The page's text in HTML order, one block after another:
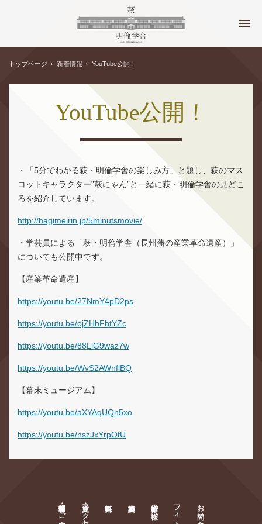
トップページ 新着情報 YouTube公開！
YouTube公開！
・「5分でわかる萩・明倫学舎の楽しみ方」と題し、萩のマス
コットキャラクター”萩にゃん”と一緒に萩・明倫学舎の見どこ
ろを紹介しています。
http://hagimeirin.jp/5minutsmovie/
・学芸員による「萩・明倫学舎（長州藩の産業革命遺産）」
についても公開中です。
【産業革命遺産】
https://youtu.be/27NmY4pD2ps
https://youtu.be/ojZHbFhtYZc
https://youtu.be/88LiG9waz7w
https://youtu.be/WvS2AWnflBQ
【幕末ミュージアム】
https://youtu.be/aXYAqUQn5xo
https://youtu.be/nszJxYrpOtU
お問い合わせ
旅行会社の皆様へ
交通・アクセス
萩・明倫学舎のご案内